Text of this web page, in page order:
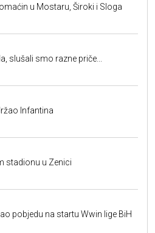
u Mostaru, Široki i Sloga
slušali smo razne priče...
Infantina
stadionu u Zenici
pobjedu na startu Wwin lige BiH